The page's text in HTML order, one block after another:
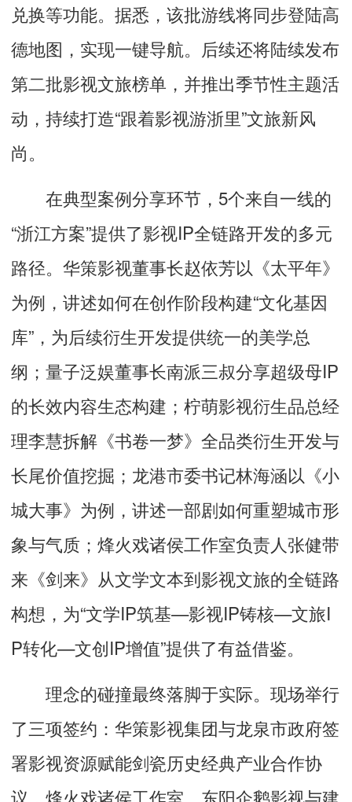
兑换等功能。据悉，该批游线将同步登陆高
德地图，实现一键导航。后续还将陆续发布
第二批影视文旅榜单，并推出季节性主题活
动，持续打造“跟着影视游浙里”文旅新风
尚。
在典型案例分享环节，5个来自一线的
“浙江方案”提供了影视IP全链路开发的多元
路径。华策影视董事长赵依芳以《太平年》
为例，讲述如何在创作阶段构建“文化基因
库”，为后续衍生开发提供统一的美学总
纲；量子泛娱董事长南派三叔分享超级母IP
的长效内容生态构建；柠萌影视衍生品总经
理李慧拆解《书卷一梦》全品类衍生开发与
长尾价值挖掘；龙港市委书记林海涵以《小
城大事》为例，讲述一部剧如何重塑城市形
象与气质；烽火戏诸侯工作室负责人张健带
来《剑来》从文学文本到影视文旅的全链路
构想，为“文学IP筑基—影视IP铸核—文旅I
P转化—文创IP增值”提供了有益借鉴。
理念的碰撞最终落脚于实际。现场举行
了三项签约：华策影视集团与龙泉市政府签
署影视资源赋能剑瓷历史经典产业合作协
议，烽火戏诸侯工作室、东阳企鹅影视与建